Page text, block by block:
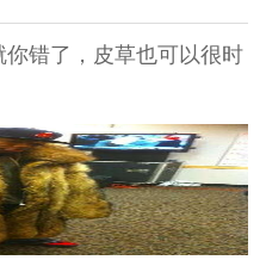
错了，皮草也可以很时